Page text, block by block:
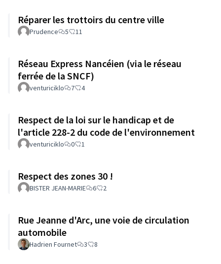
Réparer les trottoirs du centre ville
Prudence 5 11
Réseau Express Nancéien (via le réseau
ferrée de la SNCF)
venturiciklo 7 4
Respect de la loi sur le handicap et de
l'article 228-2 du code de l'environnement
venturiciklo 0 1
Respect des zones 30 !
BISTER JEAN-MARIE 6 2
Rue Jeanne d'Arc, une voie de circulation
automobile
Hadrien Fournet 3 8